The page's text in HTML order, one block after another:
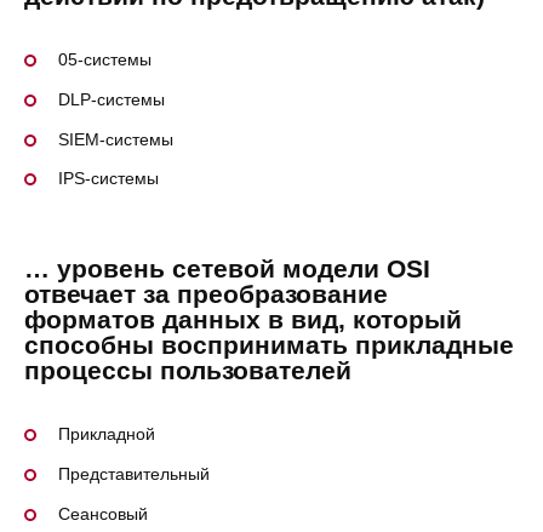
05-системы
DLP-системы
SIEM-системы
IPS-системы
… уровень сетевой модели OSI
отвечает за преобразование
форматов данных в вид, который
способны воспринимать прикладные
процессы пользователей
Прикладной
Представительный
Сеансовый